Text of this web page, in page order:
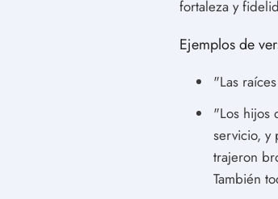
fortaleza y
Ejemplos de
"Las
"Los hijos
servicio, y
trajeron
También